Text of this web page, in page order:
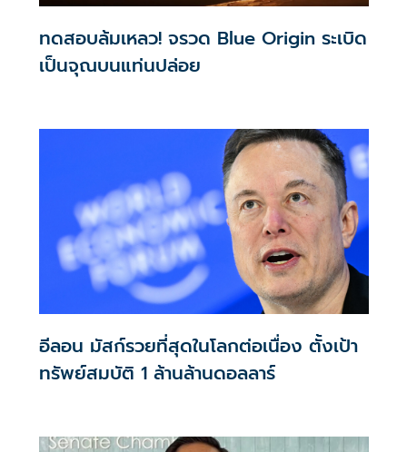
ทดสอบล้มเหลว! จรวด Blue Origin ระเบิด
เป็นจุณบนแท่นปล่อย
อีลอน มัสก์รวยที่สุดในโลกต่อเนื่อง ตั้งเป้า
ทรัพย์สมบัติ 1 ล้านล้านดอลลาร์